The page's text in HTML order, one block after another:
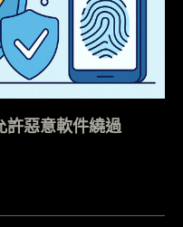
惡意軟件繞過